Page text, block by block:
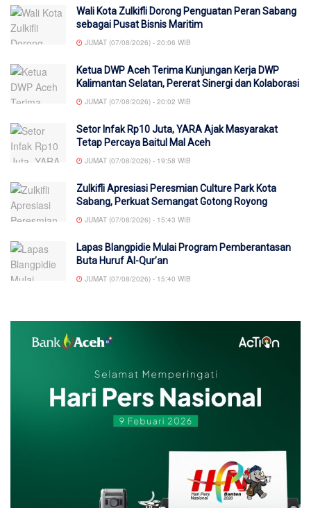
Wali Kota Zulkifli Dorong Penguatan Peran Sabang
sebagai Pusat Bisnis Maritim
JUMAT (07/08/2026) - 20:06 WIB
Ketua DWP Aceh Terima Kunjungan Kerja DWP
Kalimantan Selatan, Pererat Sinergi dan Kolaborasi
JUMAT (07/08/2026) - 20:02 WIB
Setor Infak Rp10 Juta, YARA Ajak Masyarakat
Tetap Percaya Baitul Mal Aceh
JUMAT (07/08/2026) - 19:58 WIB
Zulkifli Apresiasi Peresmian Culture Park Kota
Sabang, Perkuat Semangat Gotong Royong
JUMAT (07/08/2026) - 15:43 WIB
Lapas Blangpidie Mulai Program Pemberantasan
Buta Huruf Al-Qur’an
JUMAT (07/08/2026) - 15:40 WIB